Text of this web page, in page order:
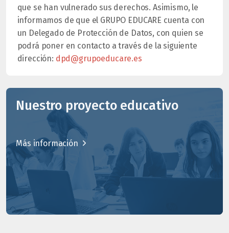
que se han vulnerado sus derechos. Asimismo, le
informamos de que el GRUPO EDUCARE cuenta con
un Delegado de Protección de Datos, con quien se
podrá poner en contacto a través de la siguiente
dirección: dpd@grupoeducare.es
Nuestro proyecto educativo
Más información